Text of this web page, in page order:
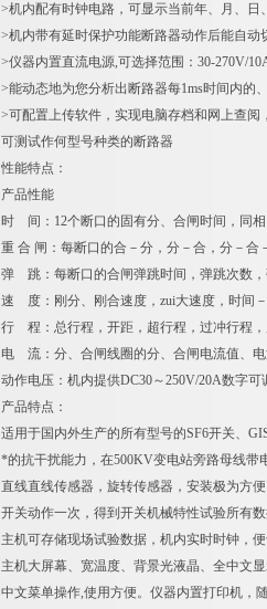
>机内配有时钟电路，可显示当前年、月、
>机内带有延时保护功能断路器动作后能自
>仪器内置直流电源,可选择范围：30-270V/
>能动态地为您分析出断路器每1ms时间内的
>可配置上传软件，实现电脑存档和网上查阅
可测试作何型号种类的断路器
性能特点：
产品性能
时 间：12个断口的固有分、合闸时间，同相
重 合 闸：每断口的合－分，分－合，分－合
弹 跳：每断口的合闸弹跳时间，弹跳次数，
速 度：刚分、刚合速度，zui大速度，时间－
行 程：总行程，开距，超行程，过冲行程，
电 流：分、合闸线圈的分、合闸电流值、电
动作电压：机内提供DC30～250V/20A数字
产品特点：
适用于国内外生产的所有型号的SF6开关、
*的抗干扰能力，在500KV变电站旁路母线带
直线直线传感器，旋转传感器，安装极为方便
开关动作一次，得到开关机械特性试验所有数
主机可存储现场试验数据，机内实时时钟，
主机大屏幕、宽温度、背景光液晶、全中文
中文菜单操作,使用方便。仪器内置打印机，